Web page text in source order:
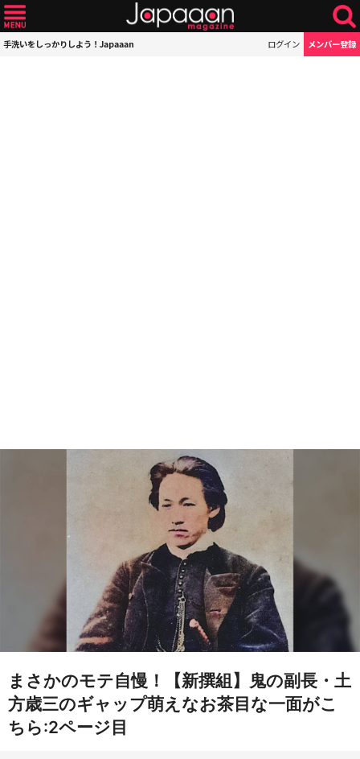
手洗いをしっかりしよう！Japaaan ログイン メンバー登録
まさかのモテ自慢！【新撰組】鬼の副長・土
方歳三のギャップ萌えなお茶目な一面がこ
ちら:2ページ目